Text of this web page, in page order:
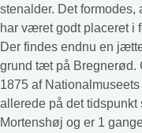
stenalder. Det formodes,
har været godt placeret i
Der findes endnu en
grund tæt på Bregnerød.
1875 af
allerede på det
Mortenshøj og er 1